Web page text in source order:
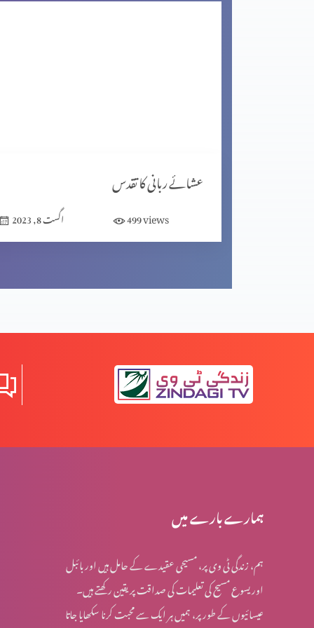
کرسمس کا خاصی پروگرام: یسوع مسیح کی عبادت
کرسمس اسپیشل: خدا ہمارے ساتھ موجود ہے
الزم تراشی
بارہ کی شادی آپہونچی
زندگی کی روشنی
جھوٹی بات کا ہر ایک پسند کرنے والا اور اس سے گھڑنے والا
عشائے ربانی کا تقدس
اگست 8, 2023 499views
ہمارے بارے میں
ہم، زندگی ٹی وی پر، مسیحی عقیدے کے حامل ہیں اور بائبل
اور یسوع مسیح کی تعلیمات کی صداقت پر یقین رکھتے ہیں۔
عیسائیوں کے طور پر، ہمیں ہر ایک سے محبت کرنا سکھایا جاتا